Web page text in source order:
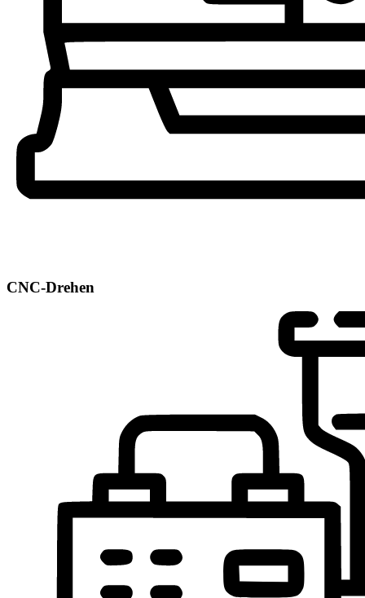
CNC-Drehen